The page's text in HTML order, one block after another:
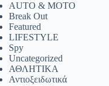
AUTO & MOTO
Break Out
Featured
LIFESTYLE
Spy
Uncategorized
ΑΘΛΗΤΙΚΑ
Αντιοξειδωτικά